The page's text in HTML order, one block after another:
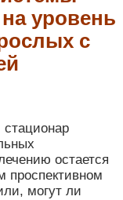
уровень
с
стационар
остается
проспективном
могут ли